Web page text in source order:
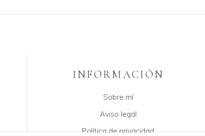
INFORMACIÓN
Sobre mí
Aviso legal
Política de privacidad